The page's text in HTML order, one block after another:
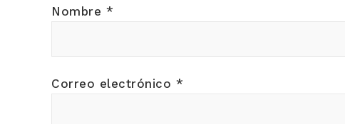
Nombre *
Correo electrónico *